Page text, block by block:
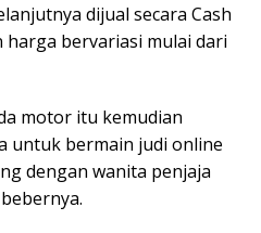
dijual secara Cash
harga bervariasi mulai dari
motor itu kemudian
untuk bermain judi online
dengan wanita penjaja